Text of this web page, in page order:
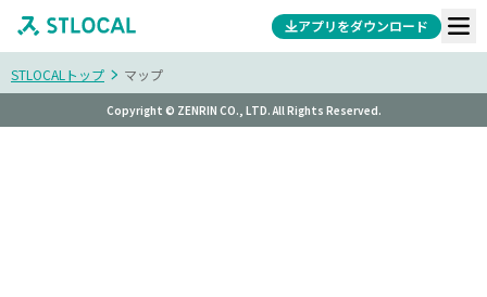
アプリをダウンロード
STLOCALトップ マップ
Copyright © ZENRIN CO., LTD. All Rights Reserved.